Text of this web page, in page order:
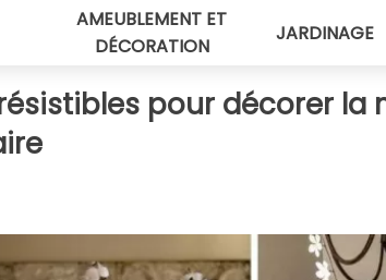
AMEUBLEMENT ET
DÉCORATION
JARDINAGE
pour décorer la